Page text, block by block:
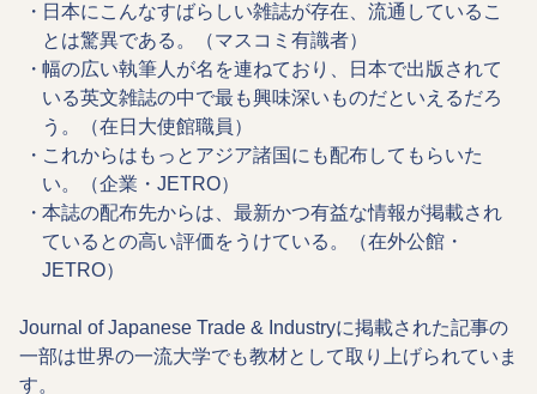
日本にこんなすばらしい雑誌が存在、流通しているこ
とは驚異である。（マスコミ有識者）
幅の広い執筆人が名を連ねており、日本で出版されて
いる英文雑誌の中で最も興味深いものだといえるだろ
う。（在日大使館職員）
これからはもっとアジア諸国にも配布してもらいた
い。（企業・JETRO）
本誌の配布先からは、最新かつ有益な情報が掲載され
ているとの高い評価をうけている。（在外公館・
JETRO）
Journal of Japanese Trade & Industryに掲載された記事の
一部は世界の一流大学でも教材として取り上げられていま
す。